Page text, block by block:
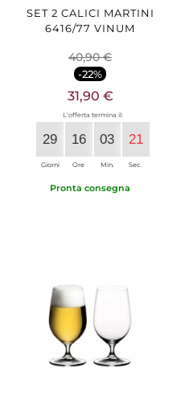
SET 2 CALICI MARTINI
6416/77 VINUM
40,90 €
-22%
31,90 €
L'offerta termina il:
29
Giorni
16
Ore
03
Min.
20
Sec.
Pronta consegna